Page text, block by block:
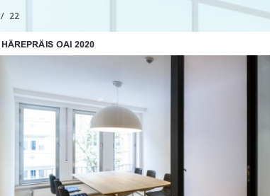
/ 22